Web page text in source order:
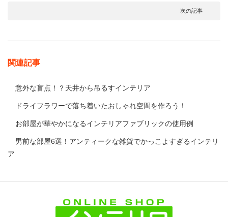
次の記事
関連記事
意外な盲点！？天井から吊るすインテリア
ドライフラワーで落ち着いたおしゃれ空間を作ろう！
お部屋が華やかになるインテリアファブリックの使用例
男前な部屋6選！アンティークな雑貨でかっこよすぎるインテリ
ア